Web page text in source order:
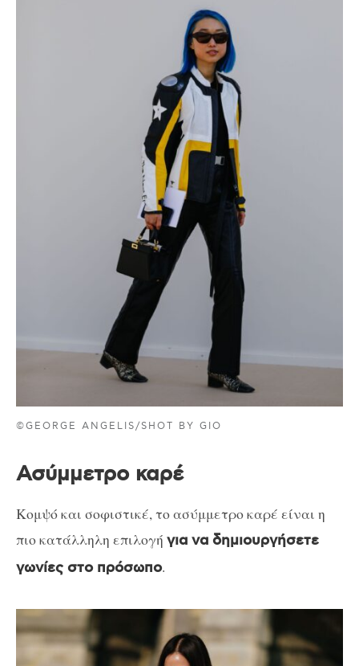
©GEORGE ANGELIS/SHOT BY GIO
Ασύμμετρο καρέ
Κομψό και σοφιστικέ, το ασύμμετρο καρέ είναι η
πιο κατάλληλη επιλογή για να δημιουργήσετε
γωνίες στο πρόσωπο.